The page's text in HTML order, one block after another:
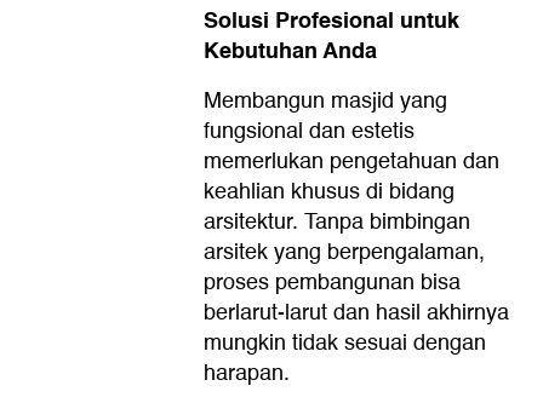
Solusi Profesional untuk
Kebutuhan Anda
Membangun masjid yang
fungsional dan estetis
memerlukan pengetahuan dan
keahlian khusus di bidang
arsitektur. Tanpa bimbingan
arsitek yang berpengalaman,
proses pembangunan bisa
berlarut-larut dan hasil akhirnya
mungkin tidak sesuai dengan
harapan.